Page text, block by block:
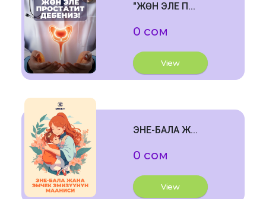
"ЖӨН ЭЛЕ П...
0 сом
View
ЭНЕ-БАЛА Ж...
0 сом
View